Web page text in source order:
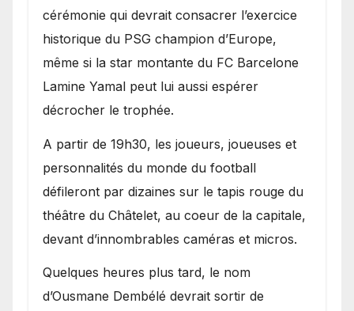
cérémonie qui devrait consacrer l’exercice
historique du PSG champion d’Europe,
même si la star montante du FC Barcelone
Lamine Yamal peut lui aussi espérer
décrocher le trophée.
A partir de 19h30, les joueurs, joueuses et
personnalités du monde du football
défileront par dizaines sur le tapis rouge du
théâtre du Châtelet, au coeur de la capitale,
devant d’innombrables caméras et micros.
Quelques heures plus tard, le nom
d’Ousmane Dembélé devrait sortir de